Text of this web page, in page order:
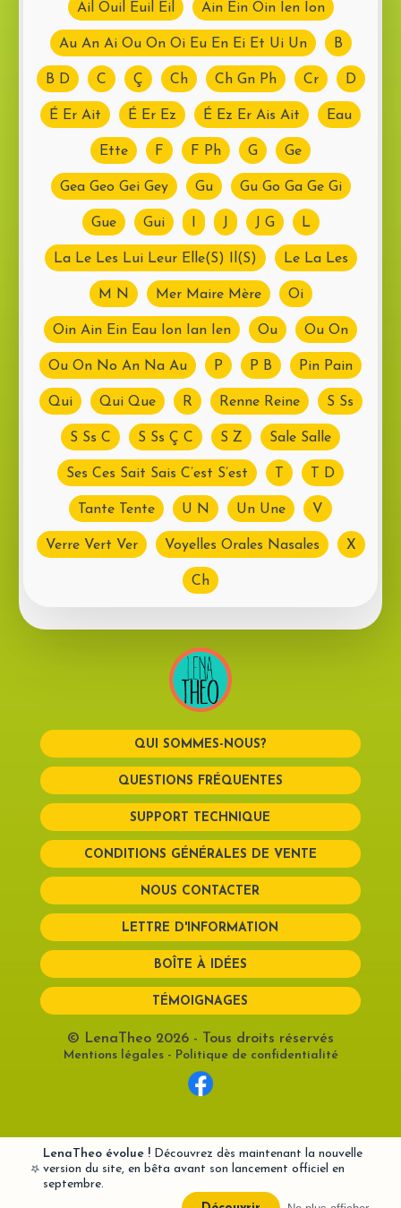
Ail Ouil Euil Eil Ain Ein Oin Ien Ion
Au An Ai Ou On Oi Eu En Ei Et Ui Un B
B D C Ç Ch Ch Gn Ph Cr D
É Er Ait É Er Ez É Ez Er Ais Ait Eau
Ette F F Ph G Ge
Gea Geo Gei Gey Gu Gu Go Ga Ge Gi
Gue Gui J J G L
La Le Les Lui Leur Elle(S) Il(S) Le La Les
M N Mer Maire Mère Oi
Oin Ain Ein Eau Ion Ian Ien Ou Ou On
Ou On No An Na Au P P B Pin Pain
Qui Qui Que R Renne Reine S Ss
S Ss C S Ss Ç C S Z Sale Salle
Ses Ces Sait Sais C’est S’est T D
Tante Tente U N Un Une V
Verre Vert Ver Voyelles Orales Nasales X
Ch
QUI SOMMES-NOUS?
QUESTIONS FRÉQUENTES
SUPPORT TECHNIQUE
CONDITIONS GÉNÉRALES DE VENTE
NOUS CONTACTER
LETTRE D'INFORMATION
BOÎTE À IDÉES
TÉMOIGNAGES
© LenaTheo 2026 - Tous droits réservés
Mentions légales- Politique de confidentialité
⭐
LenaTheo évolue ! Découvrez dès maintenant la nouvelle
version du site, en bêta avant son lancement officiel en
septembre.